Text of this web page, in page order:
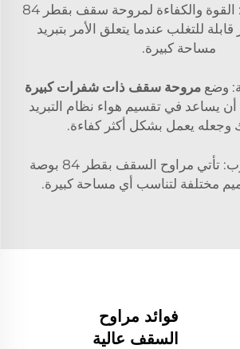
أفضل حركة هواء: القوة والكفاءة لمروحة سقف بقطر 84
للتغلب عندما يتعلق الأمر بتبريد
مساحة كبيرة.
وضعمروحة سقف ذات شفرات كبيرة
يساعد في تقسيم هواء نظام التبريد
وجعله يعمل بشكل أكثر كفاءة.
التصميم والأسلوب: تأتي مراوح السقف بقطر 84 بوصة
مختلفة لتناسب أي مساحة كبيرة.
فوائد مراوح
السقف عالية